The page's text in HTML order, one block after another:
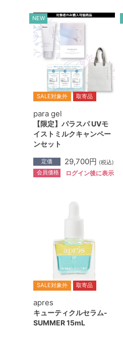
NEW
SALE対象外 取寄品
para gel
【限定】パラスパ UVモ
イストミルクキャンペー
ンセット
定価 29,700円 (税込)
会員価格 ログイン後に表示
SALE対象外 取寄品
apres
キューティクルセラム-
SUMMER 15mL